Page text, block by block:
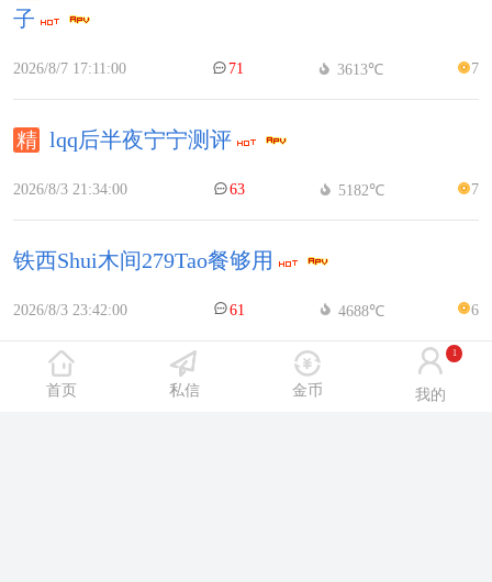
子
2026/8/7 17:11:00 71 3613℃ 7
lqq后半夜宁宁测评
2026/8/3 21:34:00 63 5182℃ 7
铁西Shui木间279Tao餐够用
2026/8/3 23:42:00 61 4688℃ 6
初次体验铁西水月湾还是挺Shuang的
首页 私信 金币 我的
1